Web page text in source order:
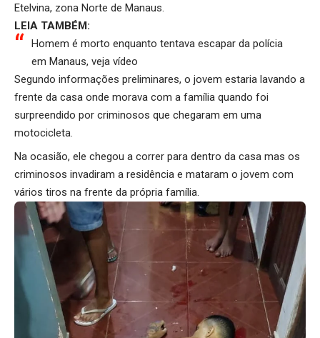
Etelvina, zona Norte de Manaus.
LEIA TAMBÉM:
Homem é morto enquanto tentava escapar da polícia
em Manaus, veja vídeo
Segundo informações preliminares, o jovem estaria lavando a
frente da casa onde morava com a família quando foi
surpreendido por criminosos que chegaram em uma
motocicleta.
Na ocasião, ele chegou a correr para dentro da casa mas os
criminosos invadiram a residência e mataram o jovem com
vários tiros na frente da própria família.